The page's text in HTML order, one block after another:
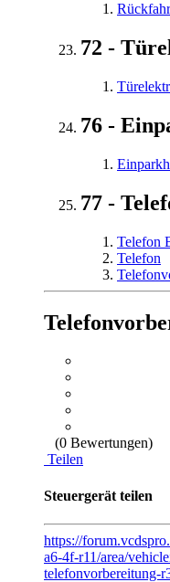
72 -
76 -
77 -
Telefon
Telefon
(0 Bewertungen)
Teilen
Steuergerät teilen
https://
a6-4f-r11/area/
telefonvorbereitung-